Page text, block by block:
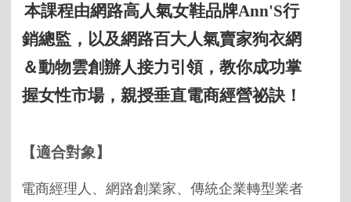
本課程由網路高人氣女鞋品牌Ann'S行
銷總監，以及網路百大人氣賣家狗衣網
＆動物雲創辦人接力引領，教你成功掌
握女性市場，親授垂直電商經營祕訣！
【適合對象】
電商經理人、網路創業家、傳統企業轉型業者